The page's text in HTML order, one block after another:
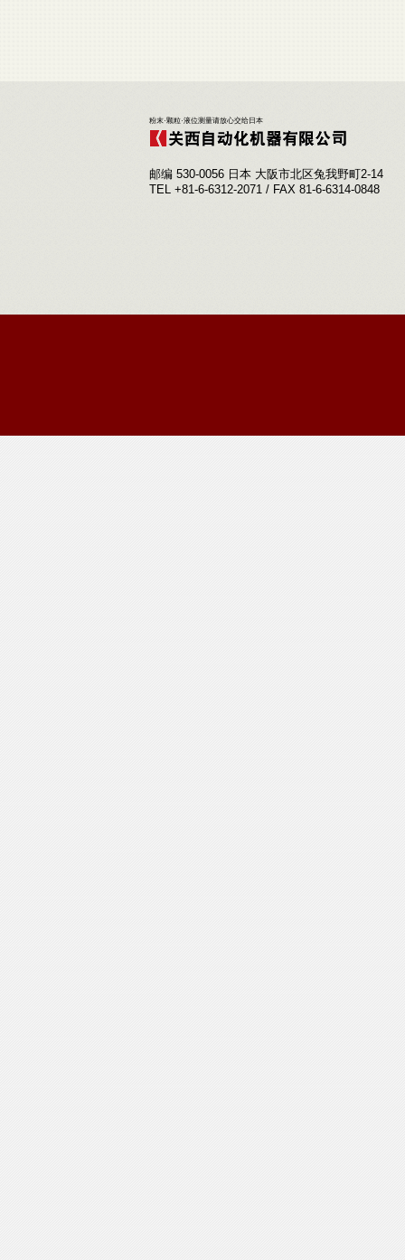
粉末·颗粒·液位测量请放心交给日本
邮编 530-0056 日本 大阪市北区兔我野町2-14
TEL +81-6-6312-2071 / FAX 81-6-6314-0848